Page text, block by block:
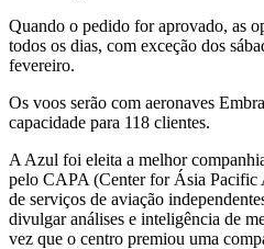
Quando o pedido for aprovado, as
todos os dias, com exceção dos
fevereiro.
Os voos serão com aeronaves
capacidade para 118 clientes.
A Azul foi eleita a melhor
pelo CAPA (Center for Ásia Pacific
de serviços de aviação
divulgar análises e inteligência de
vez que o centro premiou uma